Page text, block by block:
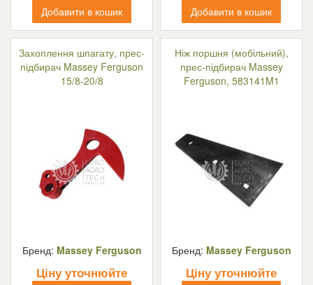
Добавити в кошик Добавити в кошик
Захоплення шпагату, прес-
підбирач Massey Ferguson
15/8-20/8
Бренд: Massey Ferguson
Ціну уточнюйте
Ніж поршня (мобільний),
прес-підбирач Massey
Ferguson, 583141M1
Бренд: Massey Ferguson
Ціну уточнюйте